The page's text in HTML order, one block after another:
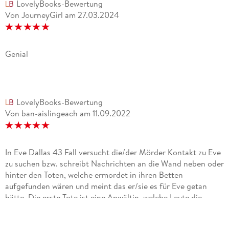
LovelyBooks-Bewertung
Von JourneyGirl am 27.03.2024
Genial
LovelyBooks-Bewertung
Von ban-aislingeach am 11.09.2022
In Eve Dallas 43 Fall versucht die/der Mörder Kontakt zu Eve
zu suchen bzw. schreibt Nachrichten an die Wand neben oder
hinter den Toten, welche ermordet in ihren Betten
aufgefunden wären und meint das er/sie es für Eve getan
hätte. Die erste Tote ist eine Anwältin, welche Leute die